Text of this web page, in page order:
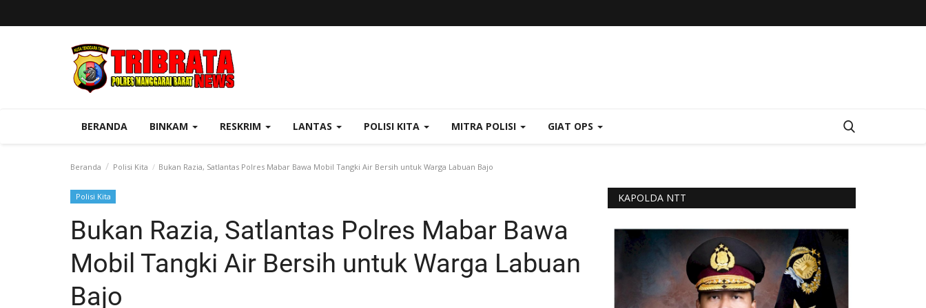
BERANDA BINKAM RESKRIM LANTAS POLISI KITA MITRA POLISI GIAT OPS
Beranda Polisi Kita Bukan Razia, Satlantas Polres Mabar Bawa Mobil Tangki Air Bersih untuk Warga Labuan Bajo
Polisi Kita
Bukan Razia, Satlantas Polres Mabar Bawa
Mobil Tangki Air Bersih untuk Warga Labuan
Bajo
KAPOLDA NTT